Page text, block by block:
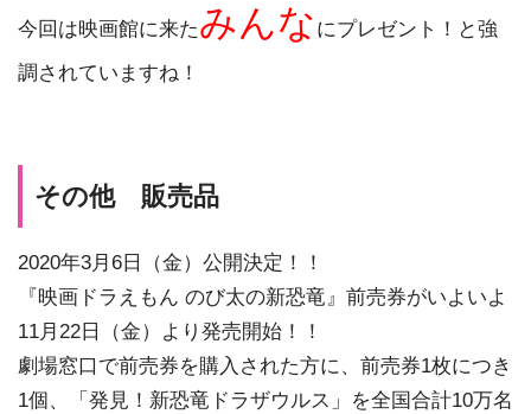
今回は映画館に来たみんな にプレゼント！と強
調されていますね！
その他 販売品
2020年3月6日（金）公開決定！！
『映画ドラえもん のび太の新恐竜』前売券がいよいよ
11月22日（金）より発売開始！！
劇場窓口で前売券を購入された方に、前売券1枚につき
1個、「発見！新恐竜ドラザウルス」を全国合計10万名